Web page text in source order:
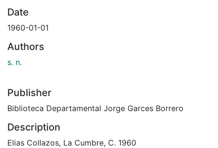
Date
1960-01-01
Authors
s. n.
Publisher
Biblioteca Departamental Jorge Garces Borrero
Description
Elias Collazos, La Cumbre, C. 1960